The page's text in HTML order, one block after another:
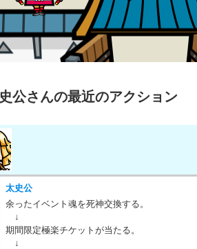
公さんの最近のアクション
太史公
余ったイベント魂を死神交換する。
↓
期間限定極楽チケットが当たる。
↓